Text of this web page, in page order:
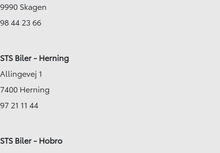
9990 Skagen
98 44 23 66
STS Biler - Herning
Allingevej 1
7400 Herning
97 21 11 44
STS Biler - Hobro